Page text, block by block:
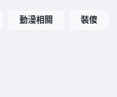
動漫相關 裝傻